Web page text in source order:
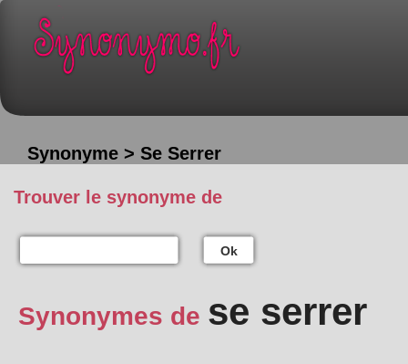
Synonyme > Se Serrer
Trouver le synonyme de
Ok
Synonymes de se serrer